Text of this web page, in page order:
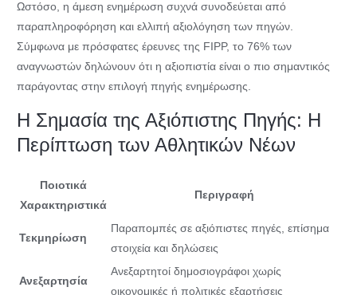
Ωστόσο, η άμεση ενημέρωση συχνά συνοδεύεται από
παραπληροφόρηση και ελλιπή αξιολόγηση των πηγών.
Σύμφωνα με πρόσφατες έρευνες της FIPP, το 76% των
αναγνωστών δηλώνουν ότι η αξιοπιστία είναι ο πιο σημαντικός
παράγοντας στην επιλογή πηγής ενημέρωσης.
Η Σημασία της Αξιόπιστης Πηγής: Η
Περίπτωση των Αθλητικών Νέων
Ποιοτικά
Χαρακτηριστικά
Περιγραφή
Τεκμηρίωση
Παραπομπές σε αξιόπιστες πηγές, επίσημα
στοιχεία και δηλώσεις
Ανεξαρτησία
Ανεξαρτητοί δημοσιογράφοι χωρίς
οικονομικές ή πολιτικές εξαρτήσεις